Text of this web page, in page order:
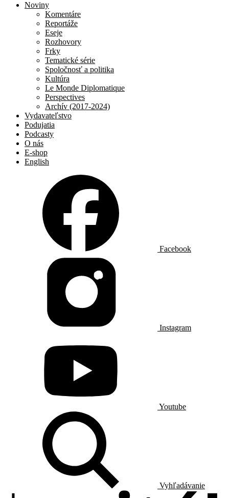
Noviny
Komentáre
Reportáže
Eseje
Rozhovory
Frky
Tematické série
Spoločnosť a politika
Kultúra
Le Monde Diplomatique
Perspectives
Archív (2017-2024)
Vydavateľstvo
Podujatia
Podcasty
O nás
E-shop
English
Facebook
Instagram
Youtube
Vyhľadávanie